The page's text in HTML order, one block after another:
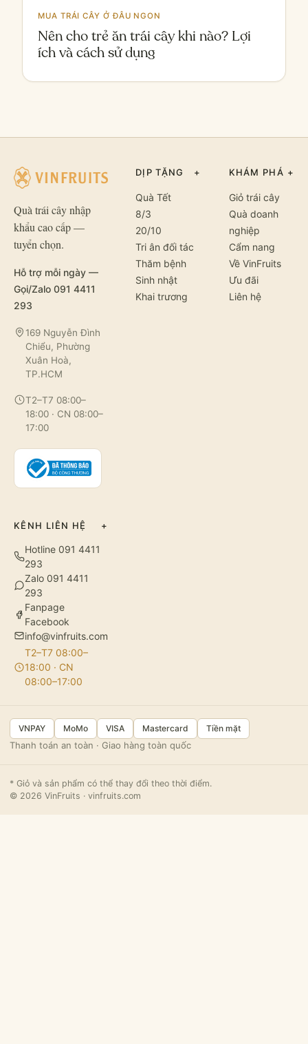
MUA TRÁI CÂY Ở ĐÂU NGON
Nên cho trẻ ăn trái cây khi nào? Lợi
ích và cách sử dụng
Quà trái cây nhập
khẩu cao cấp —
tuyển chọn.
Hỗ trợ mỗi ngày —
Gọi/Zalo 091 4411
293
169 Nguyễn Đình
Chiểu, Phường
Xuân Hoà,
TP.HCM
T2–T7 08:00–
18:00 · CN 08:00–
17:00
DỊP TẶNG +
Quà Tết
8/3
20/10
Tri ân đối tác
Thăm bệnh
Sinh nhật
Khai trương
KHÁM PHÁ +
Giỏ trái cây
Quà doanh
nghiệp
Cẩm nang
Về VinFruits
Ưu đãi
Liên hệ
KÊNH LIÊN HỆ +
Hotline 091 4411
293
Zalo 091 4411
293
Fanpage
Facebook
info@vinfruits.com
T2–T7 08:00–
18:00 · CN
08:00–17:00
VNPAY MoMo VISA Mastercard Tiền mặt
Thanh toán an toàn · Giao hàng toàn quốc
* Giỏ và sản phẩm có thể thay đổi theo thời điểm.
© 2026 VinFruits · vinfruits.com